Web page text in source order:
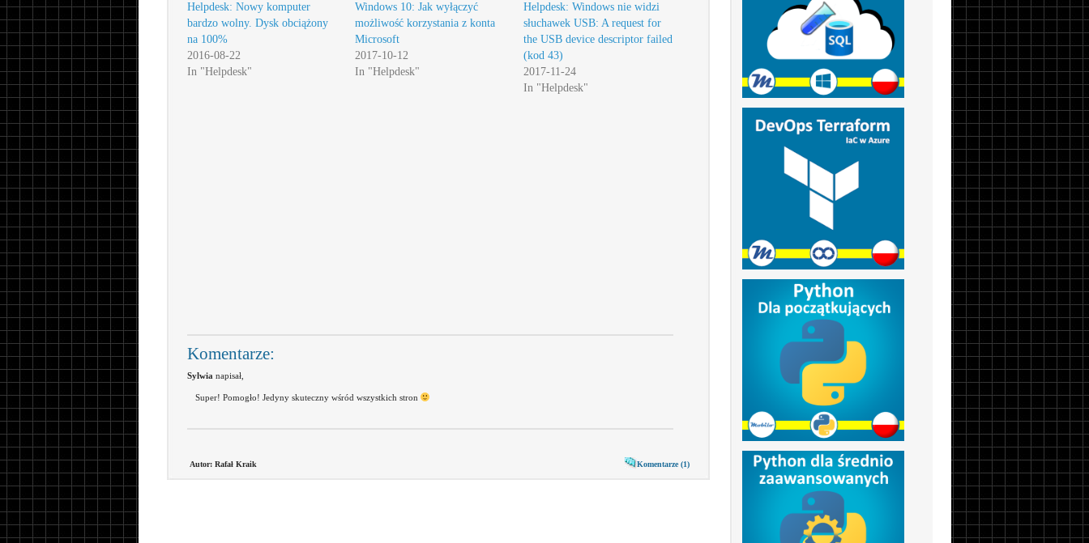
Helpdesk: Nowy komputer
bardzo wolny. Dysk obciążony
na 100%
2016-08-22
In "Helpdesk"
Windows 10: Jak wyłączyć
możliwość korzystania z konta
Microsoft
2017-10-12
In "Helpdesk"
Helpdesk: Windows nie widzi
słuchawek USB: A request for
the USB device descriptor failed
(kod 43)
2017-11-24
In "Helpdesk"
Komentarze:
Sylwia napisał,
Super! Pomogło! Jedyny skuteczny wśród wszystkich stron
Autor: Rafał Kraik Komentarze (1)